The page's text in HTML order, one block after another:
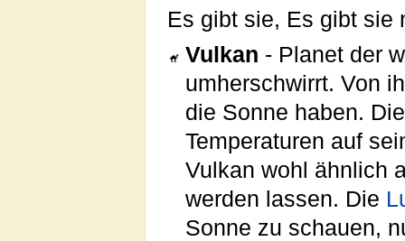
Es gibt sie, Es gibt
Vulkan - Planet der
umherschwirrt. Von
die Sonne haben.
Temperaturen auf
Vulkan wohl ähnlich
werden lassen. Die
Sonne zu schauen,